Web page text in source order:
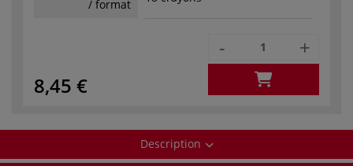
/ format
8,45 €
- +
Description